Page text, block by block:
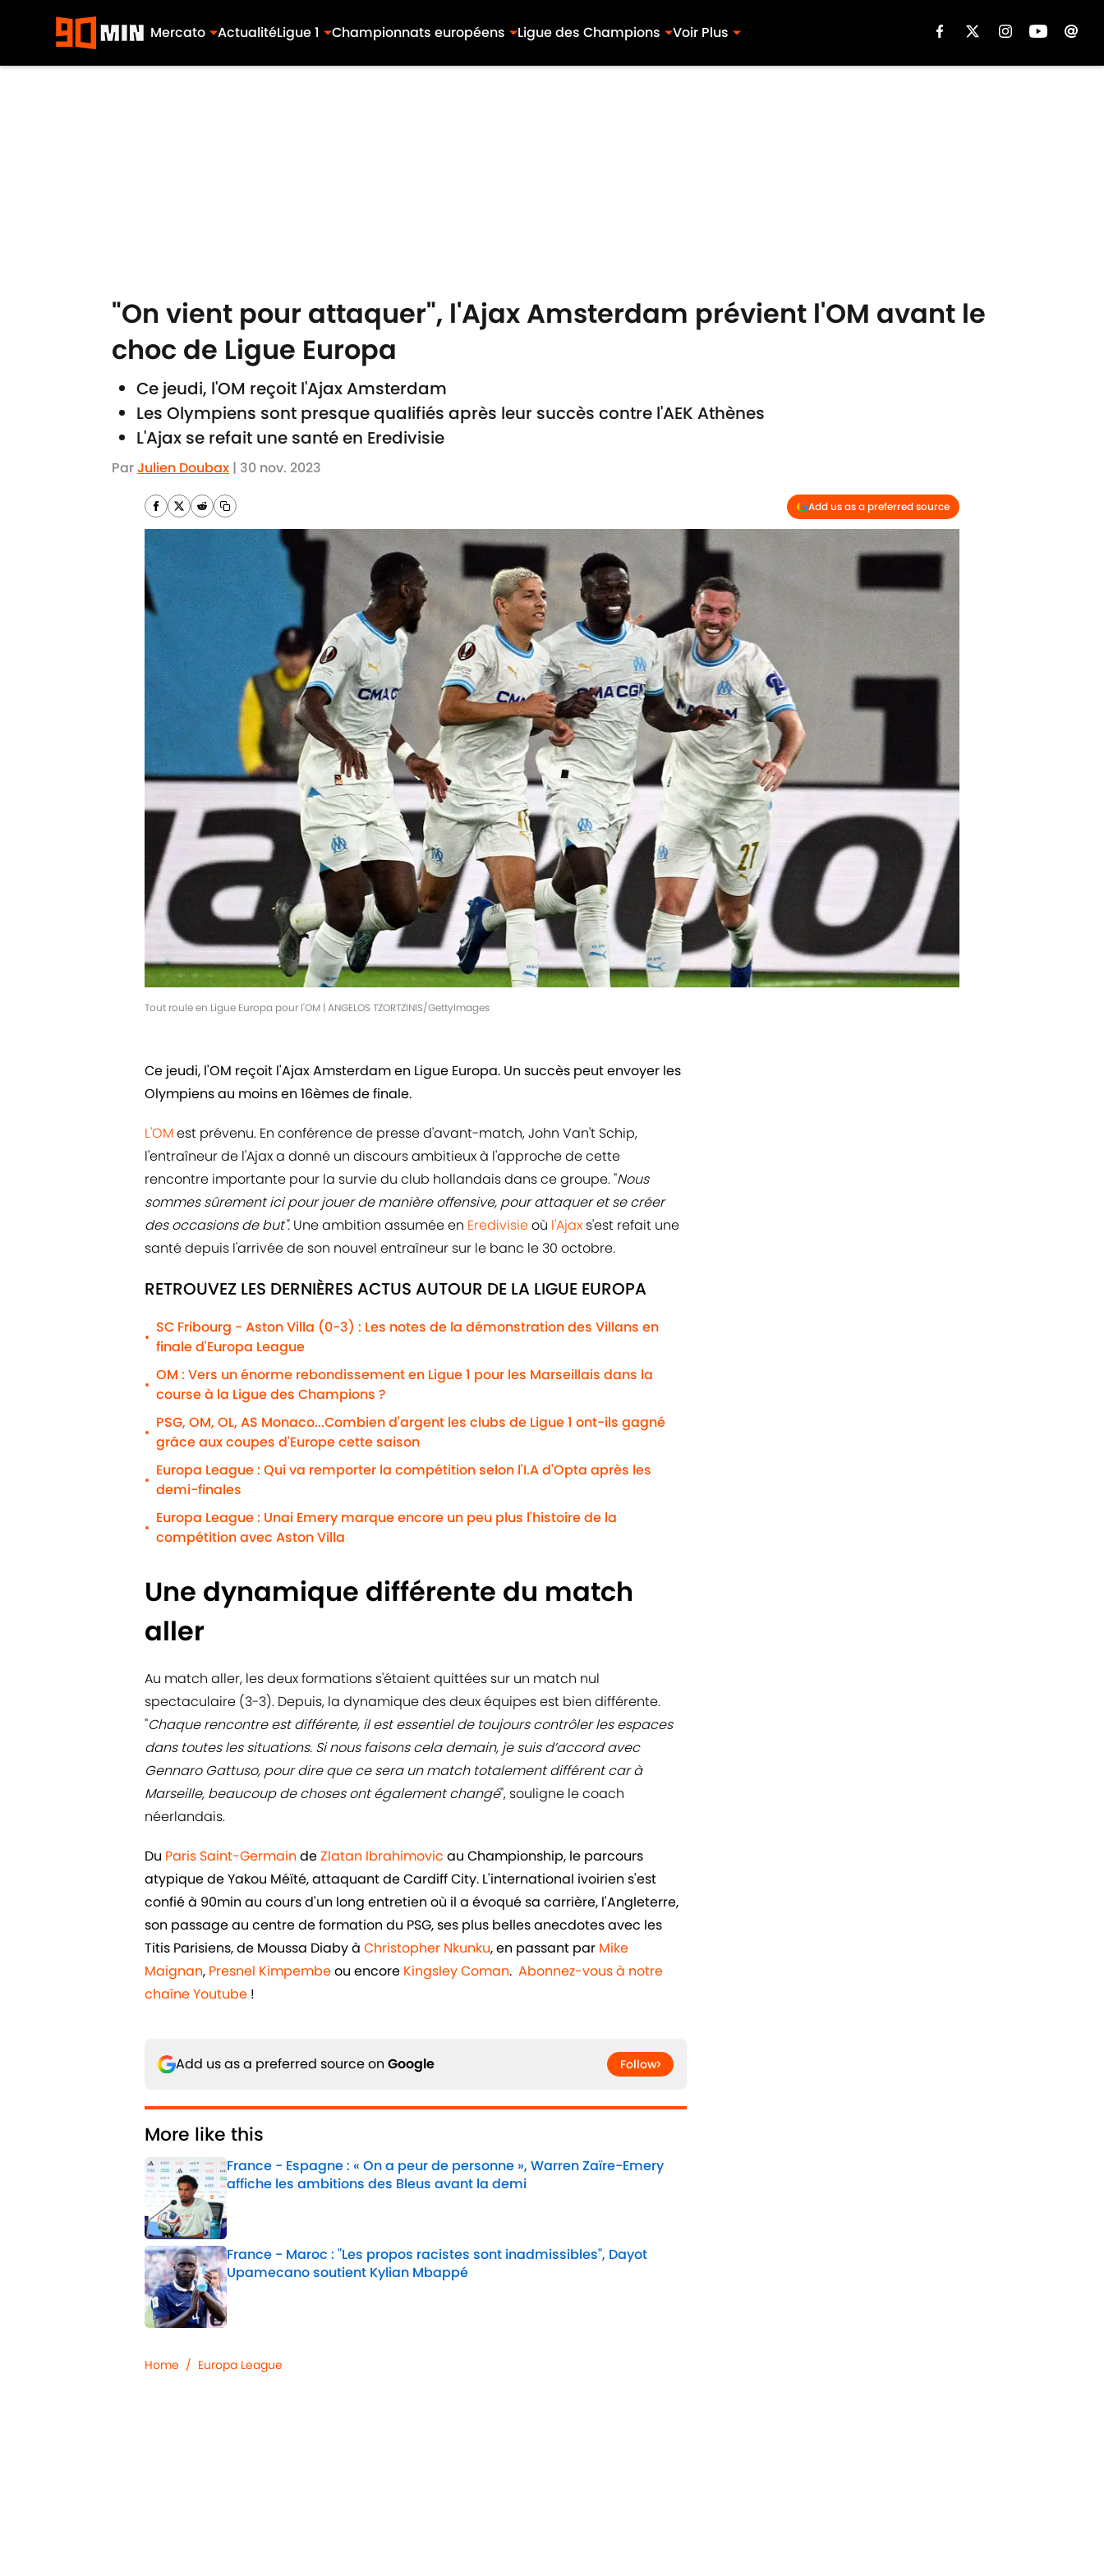
Mercato ActualitéLigue 1 Championnats européens Ligue des Champions Voir Plus
"On vient pour attaquer", l'Ajax Amsterdam prévient l'OM avant le
choc de Ligue Europa
Ce jeudi, l'OM reçoit l'Ajax Amsterdam
Les Olympiens sont presque qualifiés après leur succès contre l'AEK Athènes
L'Ajax se refait une santé en Eredivisie
ParJulien Doubax | 30 nov. 2023
Add us as a preferred source
Tout roule en Ligue Europa pour l'OM | ANGELOS TZORTZINIS/GettyImages
Ce jeudi, l'OM reçoit l'Ajax Amsterdam en Ligue Europa. Un succès peut envoyer les
Olympiens au moins en 16èmes de finale.
L'OMest prévenu. En conférence de presse d'avant-match, John Van't Schip,
l'entraîneur de l'Ajax a donné un discours ambitieux à l'approche de cette
rencontre importante pour la survie du club hollandais dans ce groupe. "Nous
sommes sûrement ici pour jouer de manière offensive, pour attaquer et se créer
des occasions de but". Une ambition assumée en Eredivisieoù l'Ajax s'est refait une
santé depuis l'arrivée de son nouvel entraîneur sur le banc le 30 octobre.
RETROUVEZ LES DERNIÈRES ACTUS AUTOUR DE LA LIGUE EUROPA
•
SC Fribourg - Aston Villa (0-3) : Les notes de la démonstration des Villans en
finale d'Europa League
•
OM : Vers un énorme rebondissement en Ligue 1 pour les Marseillais dans la
course à la Ligue des Champions ?
•
PSG, OM, OL, AS Monaco...Combien d'argent les clubs de Ligue 1 ont-ils gagné
grâce aux coupes d'Europe cette saison
•
Europa League : Qui va remporter la compétition selon l'I.A d'Opta après les
demi-finales
•
Europa League : Unai Emery marque encore un peu plus l'histoire de la
compétition avec Aston Villa
Une dynamique différente du match
aller
Au match aller, les deux formations s'étaient quittées sur un match nul
spectaculaire (3-3). Depuis, la dynamique des deux équipes est bien différente.
"Chaque rencontre est différente, il est essentiel de toujours contrôler les espaces
dans toutes les situations. Si nous faisons cela demain, je suis d’accord avec
Gennaro Gattuso, pour dire que ce sera un match totalement différent car à
Marseille, beaucoup de choses ont également changé", souligne le coach
néerlandais.
Du Paris Saint-Germain deZlatan Ibrahimovic au Championship, le parcours
atypique de Yakou Méïté, attaquant de Cardiff City. L'international ivoirien s'est
confié à 90min au cours d'un long entretien où il a évoqué sa carrière, l'Angleterre,
son passage au centre de formation du PSG, ses plus belles anecdotes avec les
Titis Parisiens, de Moussa Diaby à Christopher Nkunku, en passant par Mike
Maignan, Presnel Kimpembeou encore Kingsley Coman. Abonnez-vous à notre
chaîne Youtube !
Add us as a preferred source on Google Follow
More like this
France - Espagne : « On a peur de personne », Warren Zaïre-Emery
affiche les ambitions des Bleus avant la demi
France - Maroc : "Les propos racistes sont inadmissibles", Dayot
Upamecano soutient Kylian Mbappé
Published by on Invalid Date
Home / Europa League